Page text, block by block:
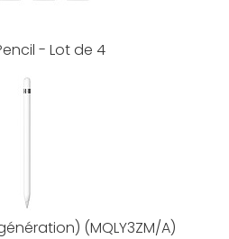
- Lot de 4
(MQLY3ZM/A)